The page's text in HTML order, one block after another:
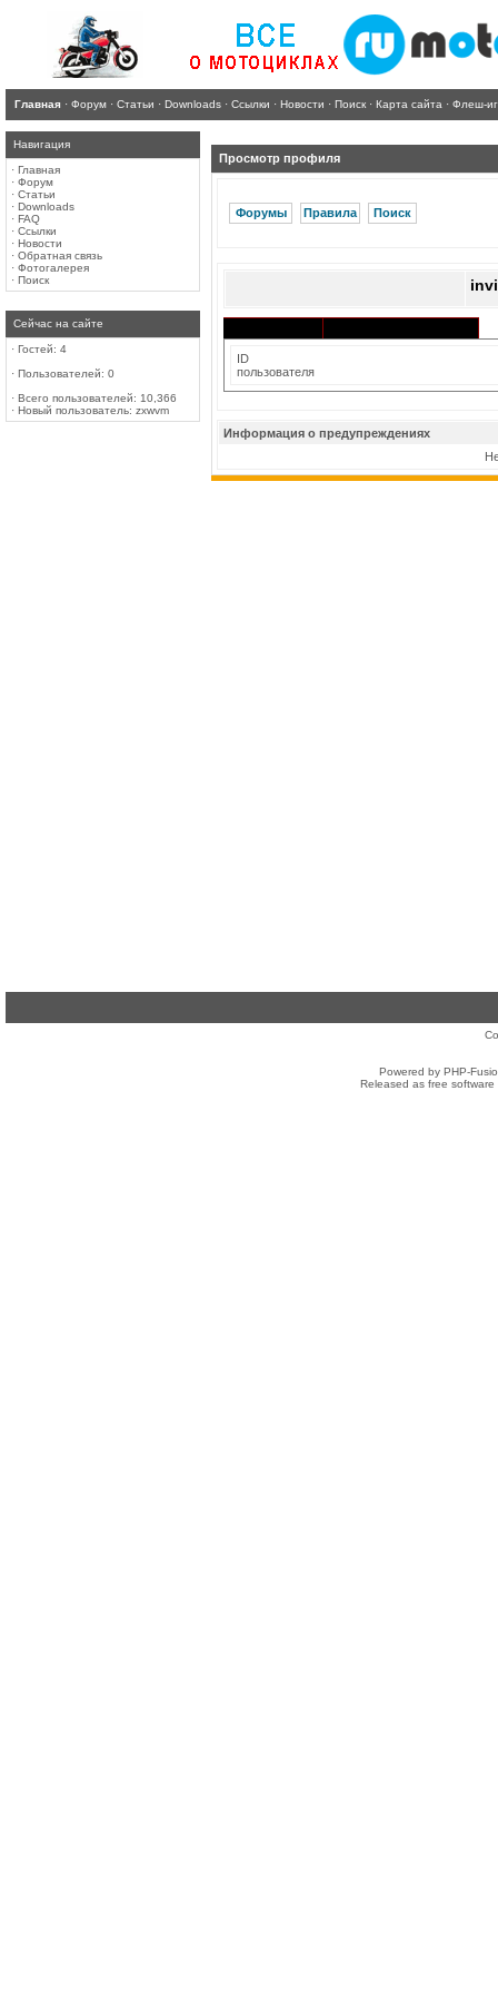
Главная · Форум · Статьи · Downloads · Ссылки · Новости · Поиск · Карта сайта · Флеш-
Навигация
· Главная
· Форум
· Статьи
· Downloads
· FAQ
· Ссылки
· Новости
· Обратная связь
· Фотогалерея
· Поиск
Сейчас на сайте
· Гостей: 4
· Пользователей: 0
· Всего пользователей: 10,366
· Новый пользователь: zxwvm
Просмотр профиля
Форумы Правила Поиск
ID
пользователя
Информация о предупреждениях
Powered by PHP-
Released as free